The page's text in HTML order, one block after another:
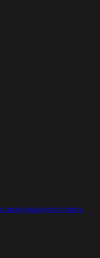
международного чарта